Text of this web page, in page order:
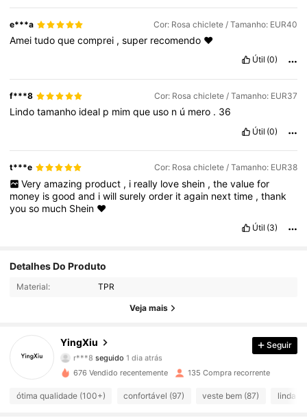
e***a Cor: Rosa chiclete / Tamanho: EUR40
Ameitudoquecomprei ,super recomendo ❤️
Útil (0)
f***8 Cor: Rosa chiclete / Tamanho: EUR37
Lindotamanho ideal p mimque uso n ú mero . 36
Útil (0)
t***e Cor: Rosa chiclete / Tamanho: EUR38
Very amazing product , i really love shein , the value for
money isgoodand iwillsurelyorder itagain nexttime ,thank
youso much Shein ❤️
Útil (3)
Detalhes Do Produto
Material: TPR
Veja mais
YingXiu
4,92
297 Seguidores
4,92 297 Seguidores
Seguir
676 Vendido recentemente 135 Compra recorrente
ótima qualidade (100+) confortável (97) veste bem (87) linda